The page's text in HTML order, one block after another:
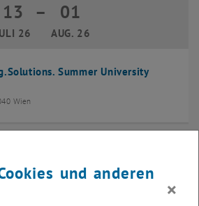
Summer University
13
26
13 Juli 2026 bis 01 August 2026
– 01
AUG. 26
Wien
26 JULI 26
und anderen
×